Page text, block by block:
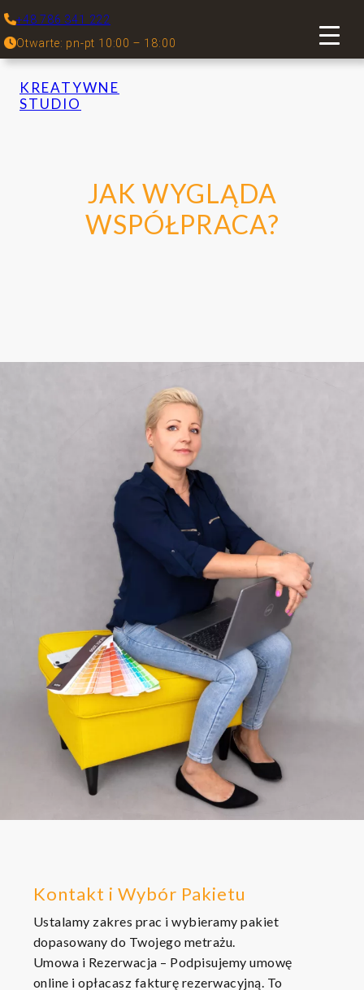
+48 786 341 222
Otwarte: pn-pt 10:00 – 18:00
KREATYWNE
STUDIO
JAK WYGLĄDA
WSPÓŁPRACA?
Kontakt i Wybór Pakietu
Ustalamy zakres prac i wybieramy pakiet
dopasowany do Twojego metrażu.
​Umowa i Rezerwacja – Podpisujemy umowę
online i opłacasz fakturę rezerwacyjną. To